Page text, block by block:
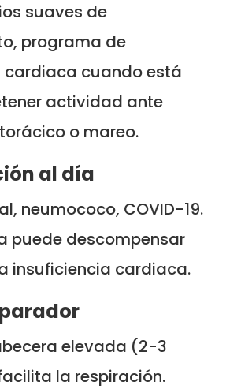
suaves de
programa de
cardiaca cuando está
actividad ante
o mareo.
al día
neumococo, COVID-19.
puede descompensar
insuficiencia cardiaca.
elevada (2-3
la respiración.